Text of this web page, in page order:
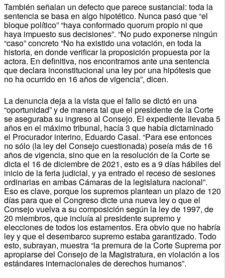
También señalan un defecto que parece sustancial: toda la
sentencia se basa en algo hipotético. Nunca pasó que “el
bloque político” “haya conformado quorum propio ni que
haya impuesto sus decisiones”. “No pudo exponerse ningún
“caso” concreto “No ha existido una votación, en toda la
historia, en donde verificar la proposición propuesta por la
actora. En definitiva, nos encontramos ante una sentencia
que declara inconstitucional una ley por una hipótesis que
no ha ocurrido en 16 años de vigencia”, dicen.
La denuncia deja a la vista que el fallo se dictó en una
“oportunidad” y de manera tal que el presidente de la Corte
se aseguraba su ingreso al Consejo. El expediente llevaba 5
años en el máximo tribunal, hacía 3 que había dictaminado
el Procurador interino, Eduardo Casal. “Para ese entonces
no sólo (la ley del Consejo cuestionada) poseía más de 16
años de vigencia, sino que en la resolución de la Corte se
dicta el 16 de diciembre de 2021, esto es a 9 días hábiles del
inicio de la feria judicial, y ya entrado el receso de sesiones
ordinarias en ambas Cámaras de la legislatura nacional”.
Eso es clave, porque los supremos plantean un plazo de 120
días para que el Congreso dicte una nueva ley o que el
Consejo vuelva a su composición según la ley de 1997, de
20 miembros, que incluía al presidente supremo y
elecciones de todos los estamentos. Era obvio que no habría
ley y que el desembarco supremo estaba garantizado. Todo
esto, subrayan, muestra “la premura de la Corte Suprema por
apropiarse del Consejo de la Magistratura, en violación a los
estándares internacionales de derechos humanos”.